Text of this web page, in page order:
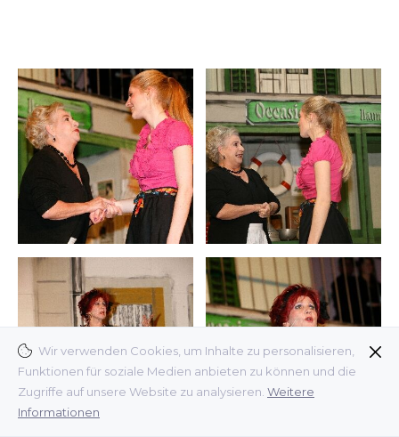
Wir verwenden Cookies, um Inhalte zu personalisieren,
Funktionen für soziale Medien anbieten zu können und die
Zugriffe auf unsere Website zu analysieren. Weitere
Informationen